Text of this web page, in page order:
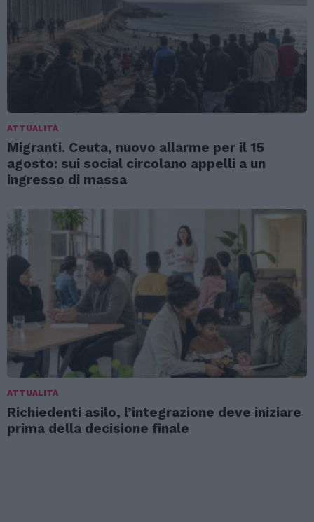
ATTUALITÀ
Migranti. Ceuta, nuovo allarme per il 15
agosto: sui social circolano appelli a un
ingresso di massa
ATTUALITÀ
Richiedenti asilo, l’integrazione deve iniziare
prima della decisione finale